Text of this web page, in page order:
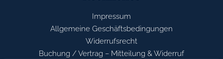
Impressum
Allgemeine Geschäftsbedingungen
Widerrufsrecht
Buchung / Vertrag – Mitteilung & Widerruf